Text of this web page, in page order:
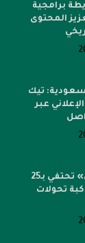
خريطة برامجية
المحتوى
تيك
عبر
“جائزة الإعلام العربي» تحتفي بـ25
تحولات